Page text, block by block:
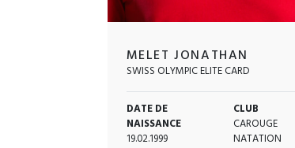
MELET JONATHAN
SWISS OLYMPIC ELITE CARD
DATE DE
NAISSANCE
19.02.1999
CLUB
CAROUGE
NATATION